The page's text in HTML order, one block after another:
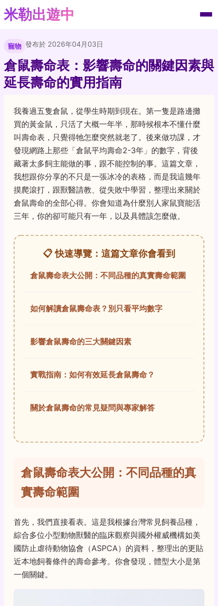
米勒出遊中
寵物 發布於 2026年04月03日
倉鼠壽命表：影響壽命的關鍵因素與
延長壽命的實用指南
我養過五隻倉鼠，從學生時期到現在。第一隻是路邊攤
買的黃金鼠，只活了大概一年半，那時候根本不懂什麼
叫壽命表，只覺得牠怎麼突然就老了。後來做功課，才
發現網路上那些「倉鼠平均壽命2-3年」的數字，背後
藏著太多飼主能做的事，跟不能控制的事。這篇文章，
我想跟你分享的不只是一張冰冷的表格，而是我這幾年
摸爬滾打，跟獸醫請教、從失敗中學習，整理出來關於
倉鼠壽命的全部心得。你會知道為什麼別人家鼠寶能活
三年，你的卻可能只有一年，以及具體該怎麼做。
📋 快速導覽：這篇文章你會看到
倉鼠壽命表大公開：不同品種的真實壽命範圍
如何解讀倉鼠壽命表？別只看平均數字
影響倉鼠壽命的三大關鍵因素
實戰指南：如何有效延長倉鼠壽命？
關於倉鼠壽命的常見疑問與專家解答
倉鼠壽命表大公開：不同品種的真
實壽命範圍
首先，我們直接看表。這是我根據台灣常見飼養品種，
綜合多位小型動物獸醫的臨床觀察與國外權威機構如美
國防止虐待動物協會（ASPCA）的資料，整理出的更貼
近本地飼養條件的壽命參考。你會發現，體型大小是第
一個關鍵。